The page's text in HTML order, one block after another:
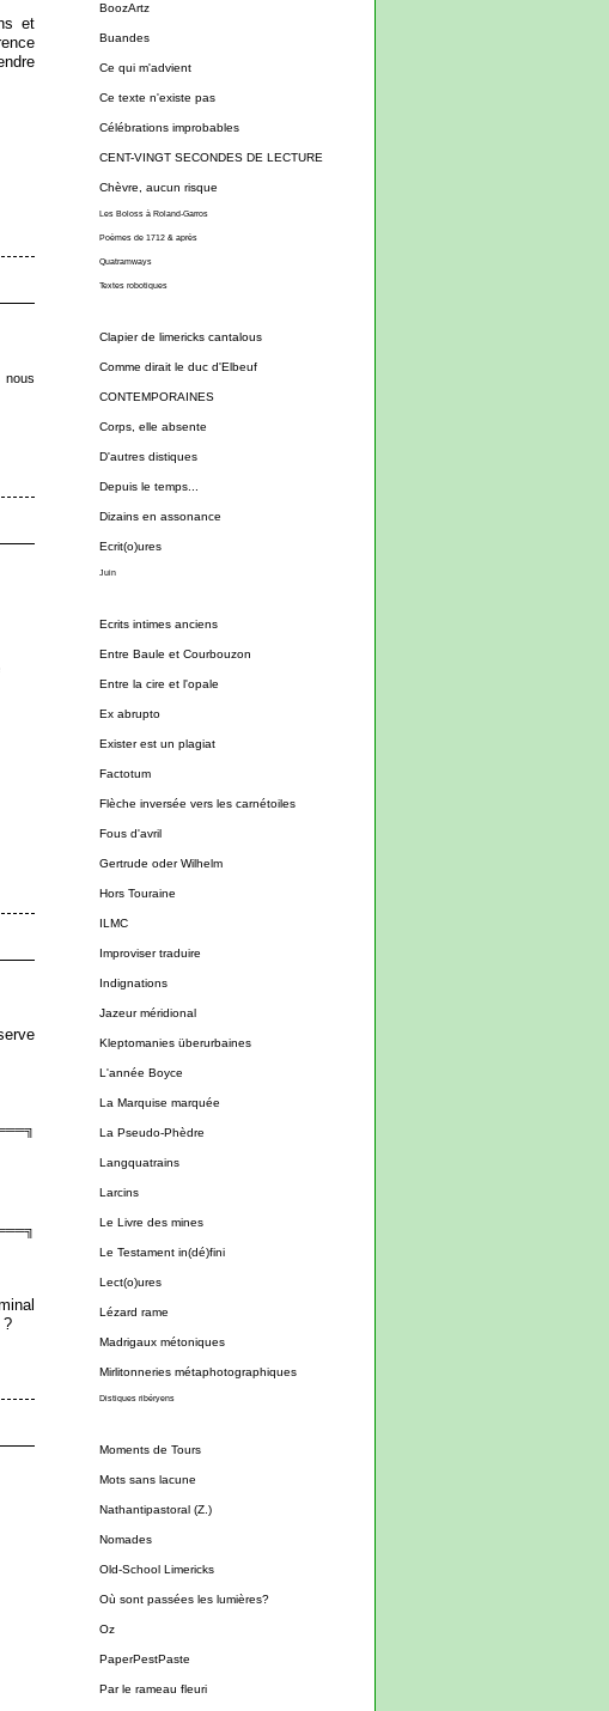
BoozArtz
Buandes
Ce qui m'advient
Ce texte n'existe pas
Célébrations improbables
CENT-VINGT SECONDES DE LECTURE
Chèvre, aucun risque
Les Boloss à Roland-Garros
Poèmes de 1712 & après
Quatramways
Textes robotiques
Clapier de limericks cantalous
Comme dirait le duc d'Elbeuf
CONTEMPORAINES
Corps, elle absente
D'autres distiques
Depuis le temps...
Dizains en assonance
Ecrit(o)ures
Juin
Ecrits intimes anciens
Entre Baule et Courbouzon
Entre la cire et l'opale
Ex abrupto
Exister est un plagiat
Factotum
Flèche inversée vers les carnétoiles
Fous d'avril
Gertrude oder Wilhelm
Hors Touraine
ILMC
Improviser traduire
Indignations
Jazeur méridional
Kleptomanies überurbaines
L'année Boyce
La Marquise marquée
La Pseudo-Phèdre
Langquatrains
Larcins
Le Livre des mines
Le Testament in(dé)fini
Lect(o)ures
Lézard rame
Madrigaux métoniques
Mirlitonneries métaphotographiques
Distiques ribéryens
Moments de Tours
Mots sans lacune
Nathantipastoral (Z.)
Nomades
Old-School Limericks
Où sont passées les lumières?
Oz
PaperPestPaste
Par le rameau fleuri
et
nous
?